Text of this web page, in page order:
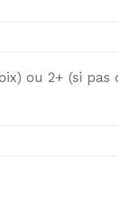
ou 2+ (si